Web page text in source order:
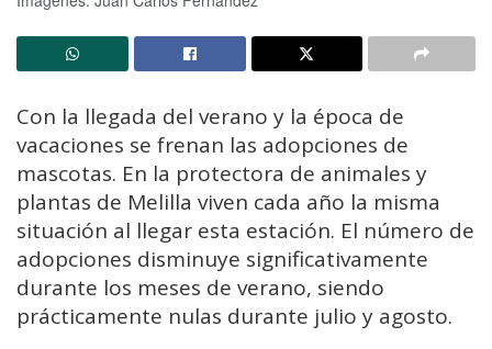
Con la llegada del verano y la época de
vacaciones se frenan las adopciones de
mascotas. En la protectora de animales y
plantas de Melilla viven cada año la misma
situación al llegar esta estación. El número de
adopciones disminuye significativamente
durante los meses de verano, siendo
prácticamente nulas durante julio y agosto.